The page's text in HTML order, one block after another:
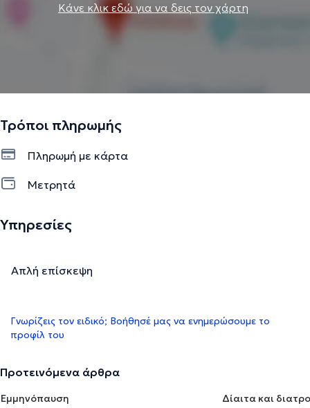
Κάνε κλικ εδώ για να δεις τον χάρτη
Τρόποι πληρωμής
Πληρωμή με κάρτα
Μετρητά
Υπηρεσίες
Απλή επίσκεψη
Γνωρίζεις τον ειδικό; Βοήθησέ μας να ενημερώσουμε το
προφίλ του
Προτεινόμενα άρθρα
Εμμηνόπαυση
Δίαιτα και